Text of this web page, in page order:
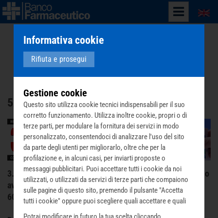
5x1000
3.336.576 sono le confezioni di farmaci di cui quest’anno
avranno bisogno i 1576 enti caritatevoli che assistono
600.000 poveri.
Informativa cookie
Rifiuta e prosegui
Gestione cookie
Questo sito utilizza cookie tecnici indispensabili per il suo
corretto funzionamento. Utilizza inoltre cookie, propri o di
terze parti, per modulare la fornitura dei servizi in modo
personalizzato, consentendoci di analizzare l'uso del sito
da parte degli utenti per migliorarlo, oltre che per la
profilazione e, in alcuni casi, per inviarti proposte o
messaggi pubblicitari. Puoi accettare tutti i cookie da noi
utilizzati, o utilizzati da servizi di terze parti che compaiono
sulle pagine di questo sito, premendo il pulsante "Accetta
tutti i cookie" oppure puoi scegliere quali accettare e quali
rifiutare premendo il pulsante "Personalizza scelta cookie".